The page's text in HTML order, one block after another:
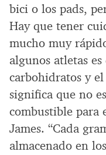
bici o los pads,
Hay que tener
mucho muy
algunos atletas
carbohidratos y
significa que no
combustible para
James. “Cada
almacenado en